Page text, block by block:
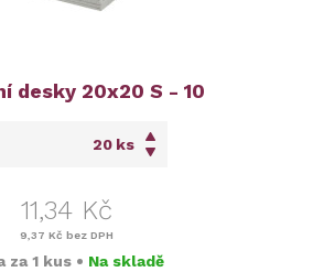
desky 20x20 S - 10
ks
11,34 Kč
9,37 Kč bez DPH
za 1 kus • Na skladě